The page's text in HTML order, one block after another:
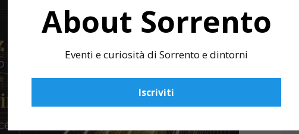
About Sorrento
Eventi e curiosità di Sorrento e dintorni
Iscriviti